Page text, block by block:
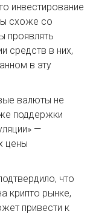
инвестирование
схоже со
проявлять
средств в них,
в эту
валюты не
поддержки
—
цены
что
крипто рынке,
привести к